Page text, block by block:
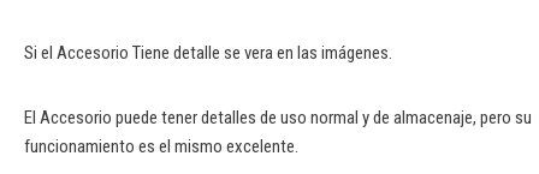
Si el Accesorio Tiene detalle se vera en las imágenes.
El Accesorio puede tener detalles de uso normal y de almacenaje, pero su
funcionamiento es el mismo excelente.